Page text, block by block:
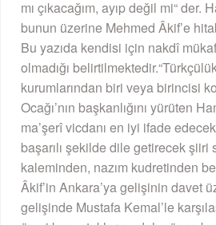
mı çıkacağım, ayıp değil mi“ der.
bunun üzerine Mehmed Âkif’e
Bu yazıda kendisi için nakdî
olmadığı
kurumlarından biri veya birincisi
Ocağı’nın başkanlığını yürüten
ma’şerî vicdanı en iyi ifade
başarılı şekilde dile getirecek
kaleminden, nazım kudretinden
Âkif’in Ankara’ya gelişinin davet
gelişinde Mustafa Kemal’le